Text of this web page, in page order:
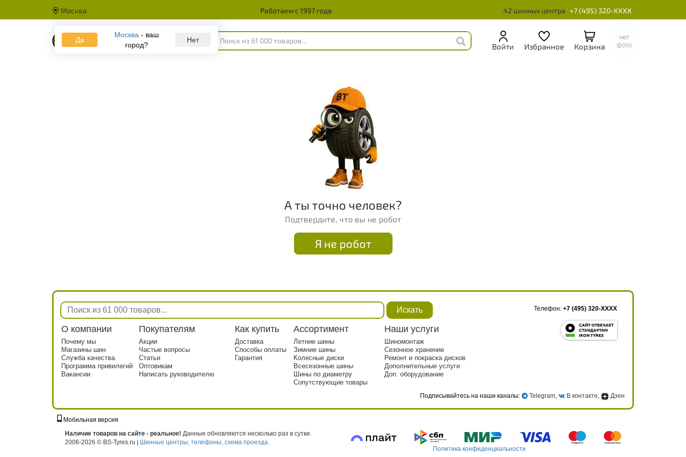
Москва Работаем с 1997 года 42 шинных центра +7 (495) 320-XXXX
Да
Москва - ваш
город?
Нет
Каталог
Войти Избранное Корзина
А ты точно человек?
Подтвердите, что вы не робот
Я не робот
Искать
О компании
Почему мы
Магазины шин
Служба качества
Программа привилегий
Вакансии
Покупателям
Акции
Частые вопросы
Статьи
Оптовикам
Написать руководителю
Как купить
Доставка
Способы оплаты
Гарантия
Ассортимент
Летние шины
Зимние шины
Колесные диски
Всесезонные шины
Шины по диаметру
Сопутствующие товары
Наши услуги
Шиномонтаж
Сезонное хранение
Ремонт и покраска дисков
Дополнительные услуги
Доп. оборудование
Телефон: +7 (495) 320-XXXX
Подписывайтесь на наши каналы: Telegram, В контакте, Дзен
Мобильная версия
Наличие товаров на сайте - реальное! Данные обновляются несколько раз в сутки.
2006-2026 © BS-Tyres.ru |
Шинные центры, телефоны, схема проезда.
Политика конфиденциальности